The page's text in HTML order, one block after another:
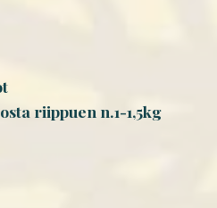
riippuen n.1-1,5kg